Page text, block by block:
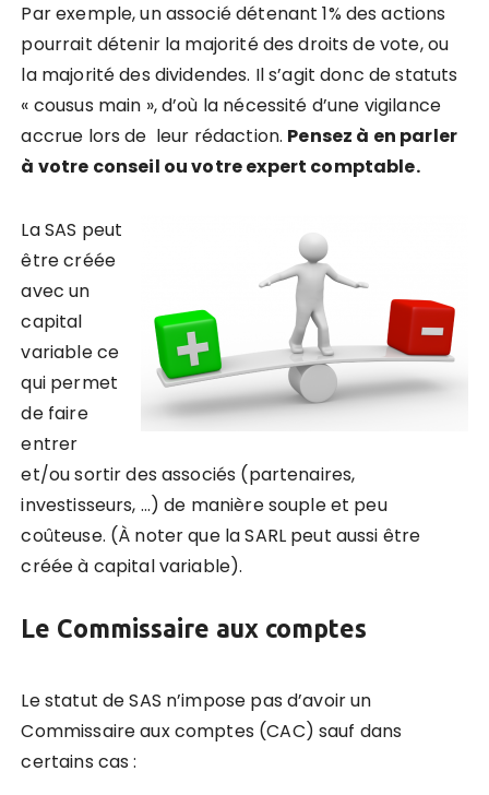
Par exemple,un associé détenant 1% des actions
pourrait détenir la majorité des droits de vote, ou
la majorité des dividendes. Il s’agit donc de statuts
« cousus main », d’où la nécessité d’une vigilance
accrue lors de leur rédaction. Pensez à en parler
à votre conseil ou votre expert comptable.
La SAS peut
être créée
avec un
capital
variablece
qui permet
de faire
entrer
et/ou sortir des associés (partenaires,
investisseurs, …) de manière souple et peu
coûteuse. (À noter que la SARL peut aussi être
créée à capital variable).
Le Commissaire aux comptes
Le statut de SAS n’impose pas d’avoir un
Commissaire aux comptes (CAC) sauf dans
certains cas: